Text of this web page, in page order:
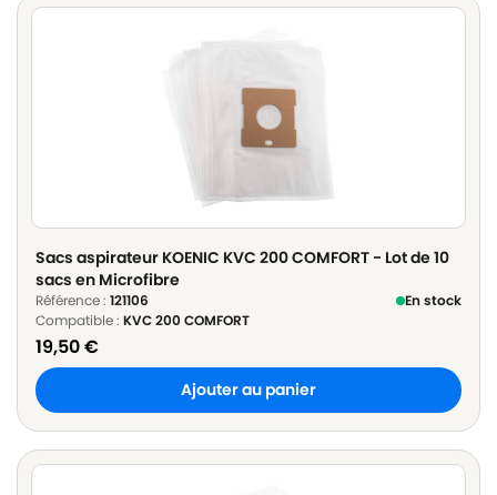
Sacs aspirateur KOENIC KVC 200 COMFORT - Lot de 10
sacs en Microfibre
Référence : 121106
En stock
Compatible : KVC 200 COMFORT
19,50€
Ajouter au panier